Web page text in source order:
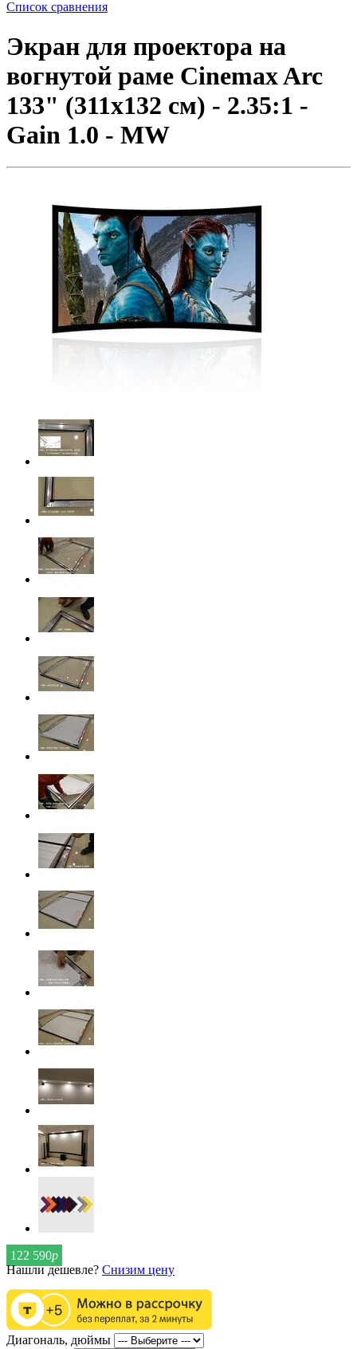
Список сравнения
Экран для проектора на
вогнутой раме Cinemax Arc
133" (311x132 см) - 2.35:1 -
Gain 1.0 - MW
122 590р
Нашли дешевле? Снизим цену
Диагональ, дюймы